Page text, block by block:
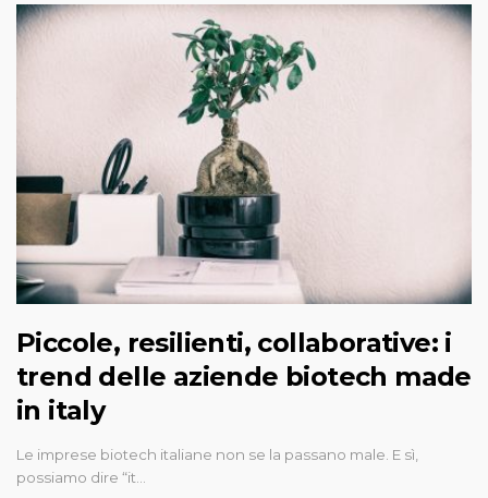
Piccole, resilienti, collaborative: i
trend delle aziende biotech made
in italy
Le imprese biotech italiane non se la passano male. E sì,
possiamo dire “it…